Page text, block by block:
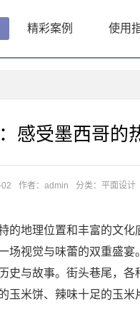
精彩案例 使用
感受墨西哥的
作者：admin 分类： 平面设计
的地理位置和丰富的文
场视觉与味蕾的双重盛
史与故事。街头巷尾，
米饼、辣味十足的玉